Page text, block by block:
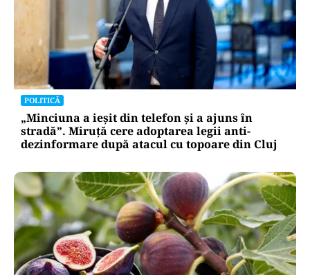
POLITICĂ
„Minciuna a ieșit din telefon și a ajuns în
stradă”. Miruță cere adoptarea legii anti-
dezinformare după atacul cu topoare din Cluj